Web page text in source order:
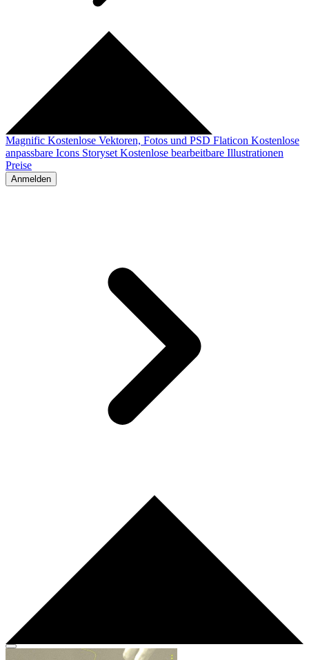
Magnific Kostenlose Vektoren, Fotos und PSD Flaticon Kostenlose
anpassbare Icons Storyset Kostenlose bearbeitbare Illustrationen
Preise
Anmelden